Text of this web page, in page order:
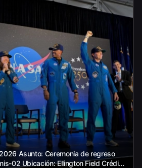
Asunto: Ceremonia de regreso
02 Ubicación: Ellington Field Crédito